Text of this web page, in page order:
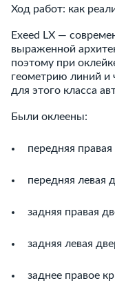
Ход работ: как
Exeed LX —
выраженной
поэтому при
геометрию линий и
для этого класса
Были оклеены:
передняя правая
передняя левая
задняя правая
задняя левая
заднее правое